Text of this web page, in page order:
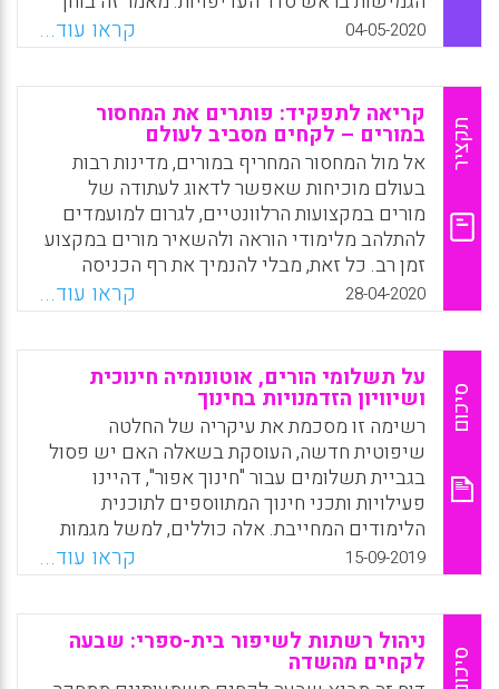
את הגמישות שניתנת בתוכנית הכשרה להוראה
מקוונת באוניברסיטאות באוסטרליה דרך ראיונות
עומק עוקבים עם תשעה משתתפים. מתוך
הסתכלות לעבר עתיד האקדמיה, המאמר גורס כי
יש לייצר תוכניות ייחודיות (ומקלות) עבור
סטודנטים במסלולי לימוד מקוונים, למרות
שהדבר יגרום לחוסר שוויון בינם לבין לומדי
הקמפוסים הפיזיים, שמקבלים אותו תואר.
WhatsApp
Facebook
Email
X
04-05-2020 קראו עוד...
תקציר
קריאה לתפקיד: פותרים את המחסור
במורים – לקחים מסביב לעולם
אל מול המחסור המחריף במורים, מדינות רבות
בעולם מוכיחות שאפשר לדאוג לעתודה של
מורים במקצועות הרלוונטיים, לגרום למועמדים
להתלהב מלימודי הוראה ולהשאיר מורים במקצוע
זמן רב. כל זאת, מבלי להנמיך את רף הכניסה
למקצוע. לשם כך, הן משפרות את דימוי מקצוע
ההוראה, תומכות כלכלית בסטודנטים להוראה,
מגדירים נתיבי קריירה מובחנים ומתמרצים בתי
ספר בפריפריה.
WhatsApp
Facebook
Email
X
28-04-2020 קראו עוד...
סיכום
על תשלומי הורים, אוטונומיה חינוכית
ושיוויון הזדמנויות בחינוך
רשימה זו מסכמת את עיקריה של החלטה
שיפוטית חדשה, העוסקת בשאלה האם יש פסול
בגביית תשלומים עבור "חינוך אפור", דהיינו
פעילויות ותכני חינוך המתווספים לתוכנית
הלימודים המחייבת. אלה כוללים, למשל מגמות
מיוחדות (אמנות, טכנולוגיה, מנהיגות וכיו"ב);
תוכניות לימודים ייחודיות (לדוג' בתי ספר
דמוקרטיים או אנתרופוסופיים); תוכניות תורניות
בבתי ספר ממלכתיים-דתיים; שעות העשרה ועזרי
לימוד משוכללים. כן דנה ההחלטה בשאלה האם
15-09-2019 קראו עוד...
סיכום
ניהול רשתות לשיפור בית-ספרי: שבעה
לקחים מהשדה